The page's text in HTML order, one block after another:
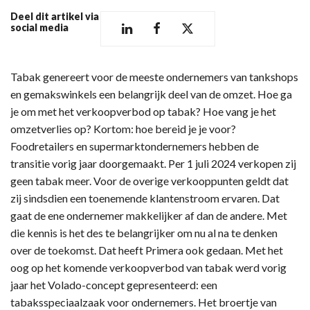
Deel dit artikel via
social media
Tabak genereert voor de meeste ondernemers van tankshops
en gemakswinkels een belangrijk deel van de omzet. Hoe ga
je om met het verkoopverbod op tabak? Hoe vang je het
omzetverlies op? Kortom: hoe bereid je je voor?
Foodretailers en supermarktondernemers hebben de
transitie vorig jaar doorgemaakt. Per 1 juli 2024 verkopen zij
geen tabak meer. Voor de overige verkooppunten geldt dat
zij sindsdien een toenemende klantenstroom ervaren. Dat
gaat de ene ondernemer makkelijker af dan de andere. Met
die kennis is het des te belangrijker om nu al na te denken
over de toekomst. Dat heeft Primera ook gedaan. Met het
oog op het komende verkoopverbod van tabak werd vorig
jaar het Volado-concept gepresenteerd: een
tabaksspeciaalzaak voor ondernemers. Het broertje van